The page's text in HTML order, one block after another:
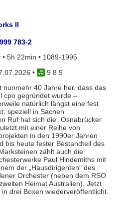
II
783-2
• 5h 22min • 1089-1995
•
9 8 9
nunmehr 40 Jahre her, dass das
cpo gegründet wurde –
natürlich längst eine fest
speziell in Sachen
Ruf hat sich die „Osnabrücker
mit einer Reihe von
in den 1990er Jahren
bis heute fester Bestandteil des
zählt auch die
Paul Hindemiths mit
der „Hausdirigenten“ des
Orchester (neben dem RSO
Heimat Australien). Jetzt
drei Boxen wiederveröffentlicht.